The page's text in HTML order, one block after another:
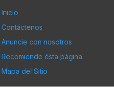
Inicio
Contáctenos
Anuncie con nosotros
Recomiende ésta página
Mapa del Sitio